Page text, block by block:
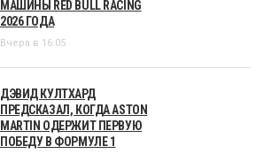
МАШИНЫ RED BULL RACING
2026 ГОДА
Вчера в 16:05
ДЭВИД КУЛТХАРД
ПРЕДСКАЗАЛ, КОГДА ASTON
MARTIN ОДЕРЖИТ ПЕРВУЮ
ПОБЕДУ В ФОРМУЛЕ 1